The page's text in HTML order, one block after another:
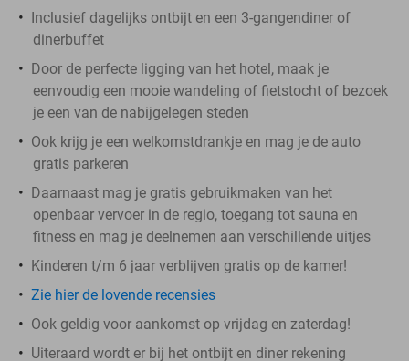
Inclusief dagelijks ontbijt en een 3-gangendiner of
dinerbuffet
Door de perfecte ligging van het hotel, maak je
eenvoudig een mooie wandeling of fietstocht of bezoek
je een van de nabijgelegen steden
Ook krijg je een welkomstdrankje en mag je de auto
gratis parkeren
Daarnaast mag je gratis gebruikmaken van het
openbaar vervoer in de regio, toegang tot sauna en
fitness en mag je deelnemen aan verschillende uitjes
Kinderen t/m 6 jaar verblijven gratis op de kamer!
Zie hier de lovende recensies
Ook geldig voor aankomst op vrijdag en zaterdag!
Uiteraard wordt er bij het ontbijt en diner rekening